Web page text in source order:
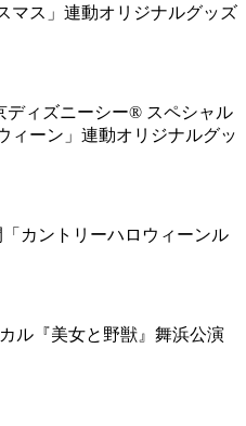
マス」連動オリジナルグッズ
ィズニーシー® スペシャル
ィーン」連動オリジナルグッ
カントリーハロウィーンル
ル『美女と野獣』舞浜公演